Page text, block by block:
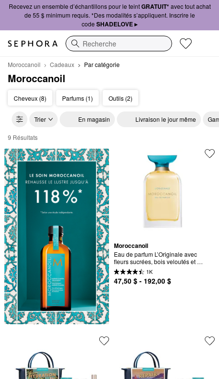
Recevez un ensemble d’échantillons pour le teintGRATUIT*avec tout achat
de 55 $ minimum requis. *Des modalités s’appliquent. Inscrire le
code SHADELOVE ▸
Recherche
Moroccanoil Cadeaux Par catégorie
Moroccanoil
Cheveux (8) Parfums (1) Outils (2)
Trier En magasin Livraison le jour même
Moroccanoil Par catégorie
9 Résultats
Moroccanoil
Eau de parfum L’Originale avec
fleurs sucrées, bois veloutés et
ambre épicé1K
47,50 $ - 192,00 $